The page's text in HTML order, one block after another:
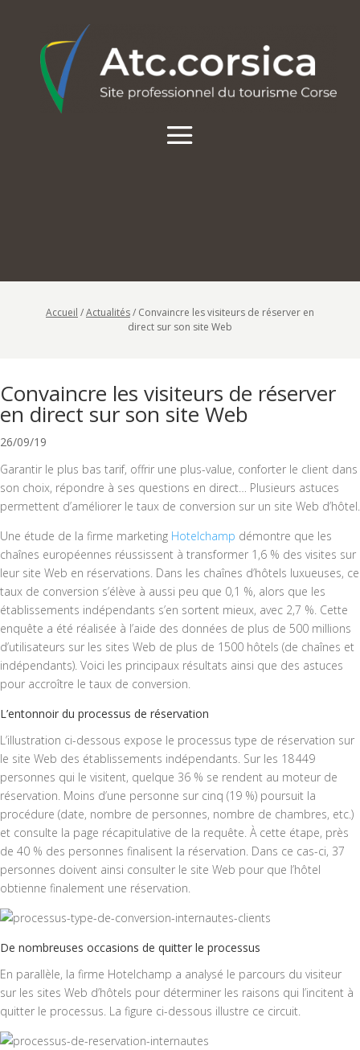
Accueil /Actualités/ Convaincre les visiteurs de réserver en
direct sur son site Web
Convaincre les visiteurs de réserver
en direct sur son site Web
26/09/19
Garantir le plus bas tarif, offrir une plus-value, conforter le client dans
son choix, répondre à ses questions en direct… Plusieurs astuces
permettent d’améliorer le taux de conversion sur un site Web d’hôtel.
Une étude de la firme marketing Hotelchamp démontre que les
chaînes européennes réussissent à transformer 1,6 % des visites sur
leur site Web en réservations. Dans les chaînes d’hôtels luxueuses, ce
taux de conversion s’élève à aussi peu que 0,1 %, alors que les
établissements indépendants s’en sortent mieux, avec 2,7 %. Cette
enquête a été réalisée à l’aide des données de plus de 500 millions
d’utilisateurs sur les sites Web de plus de 1500 hôtels (de chaînes et
indépendants). Voici les principaux résultats ainsi que des astuces
pour accroître le taux de conversion.
L’entonnoir du processus de réservation
L’illustration ci-dessous expose le processus type de réservation sur
le site Web des établissements indépendants. Sur les 18 449
personnes qui le visitent, quelque 36 % se rendent au moteur de
réservation. Moins d’une personne sur cinq (19 %) poursuit la
procédure (date, nombre de personnes, nombre de chambres, etc.)
et consulte la page récapitulative de la requête. À cette étape, près
de 40 % des personnes finalisent la réservation. Dans ce cas-ci, 37
personnes doivent ainsi consulter le site Web pour que l’hôtel
obtienne finalement une réservation.
De nombreuses occasions de quitter le processus
En parallèle, la firme Hotelchamp a analysé le parcours du visiteur
sur les sites Web d’hôtels pour déterminer les raisons qui l’incitent à
quitter le processus. La figure ci-dessous illustre ce circuit.